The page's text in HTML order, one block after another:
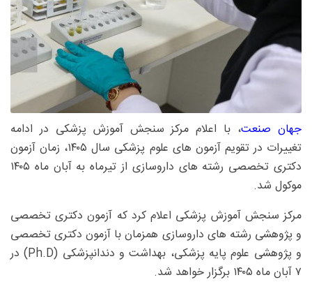
جهان صنعت، با اعلام مرکز سنجش آموزش پزشکی در ادامه
تغییرات در تقویم آزمون های علوم پزشکی سال ۱۴۰۵، زمان آزمون
دکتری تخصصی رشته های داروسازی از تیرماه به آبان ماه ۱۴۰۵
موکول شد.
مرکز سنجش آموزش پزشکی اعلام کرد که آزمون دکتری تخصصی
و پژوهشی رشته های داروسازی همزمان با آزمون دکتری تخصصی
و پژوهشی علوم پایه پزشکی، بهداشت و دندانپزشکی (Ph.D) در
۷ آبان ماه ۱۴۰۵ برگزار خواهد شد.